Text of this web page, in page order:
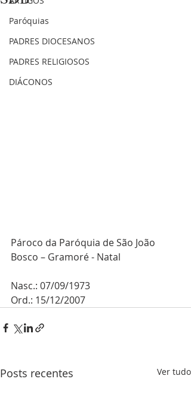
Paróquias
PADRES DIOCESANOS
PADRES RELIGIOSOS
DIÁCONOS
Pároco da Paróquia de São João
Bosco – Gramoré - Natal
Nasc.: 07/09/1973
Ord.: 15/12/2007
Posts recentes Ver tudo